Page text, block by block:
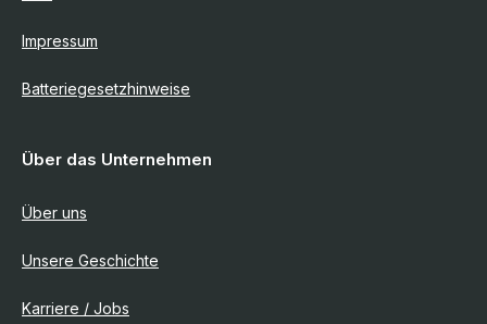
Impressum
Batteriegesetzhinweise
Über das Unternehmen
Über uns
Unsere Geschichte
Karriere / Jobs